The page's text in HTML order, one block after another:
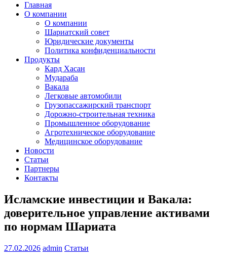
Главная
О компании
О компании
Шариатский совет
Юридические документы
Политика конфиденциальности
Продукты
Кард Хасан
Мудараба
Вакала
Легковые автомобили
Грузопассажирский транспорт
Дорожно-строительная техника
Промышленное оборудование
Агротехническое оборудование
Медицинское оборудование
Новости
Статьи
Партнеры
Контакты
Исламские инвестиции и Вакала:
доверительное управление активами
по нормам Шариата
27.02.2026 admin Статьи